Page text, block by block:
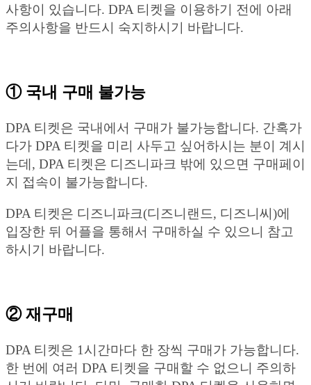
사항이 있습니다. DPA 티켓을 이용하기 전에 아래
주의사항을 반드시 숙지하시기 바랍니다.
① 국내 구매 불가능
DPA 티켓은 국내에서 구매가 불가능합니다. 간혹가
다가 DPA 티켓을 미리 사두고 싶어하시는 분이 계시
는데, DPA 티켓은 디즈니파크 밖에 있으면 구매페이
지 접속이 불가능합니다.
DPA 티켓은 디즈니파크(디즈니랜드, 디즈니씨)에
입장한 뒤 어플을 통해서 구매하실 수 있으니 참고
하시기 바랍니다.
② 재구매
DPA 티켓은 1시간마다 한 장씩 구매가 가능합니다.
한 번에 여러 DPA 티켓을 구매할 수 없으니 주의하